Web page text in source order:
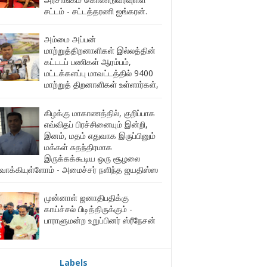
சட்டம் - சட்டத்தரணி ஐங்கரன்.
அம்மை அப்பன்
மாற்றுத்திறனாளிகள் இல்லத்தின்
கட்டடப் பணிகள் ஆரம்பம்,
மட்டக்களப்பு மாவட்டத்தில் 9400
மாற்றுத் திறனாளிகள் உள்ளார்கள்,
கிழக்கு மாகாணத்தில், குறிப்பாக
எவ்விதப் பிரச்சினையும் இன்றி,
இனம், மதம் எதுவாக இருப்பினும்
மக்கள் சுதந்திரமாக
இருக்கக்கூடிய ஒரு சூழலை
- அமைச்சர் நளிந்த ஜயதிஸ்ஸ
முன்னாள் ஜனாதிபதிக்கு
காய்ச்சல் பிடித்திருக்கும் -
பாராளுமன்ற உறுப்பினர் ஸ்ரீநேசன்
Labels